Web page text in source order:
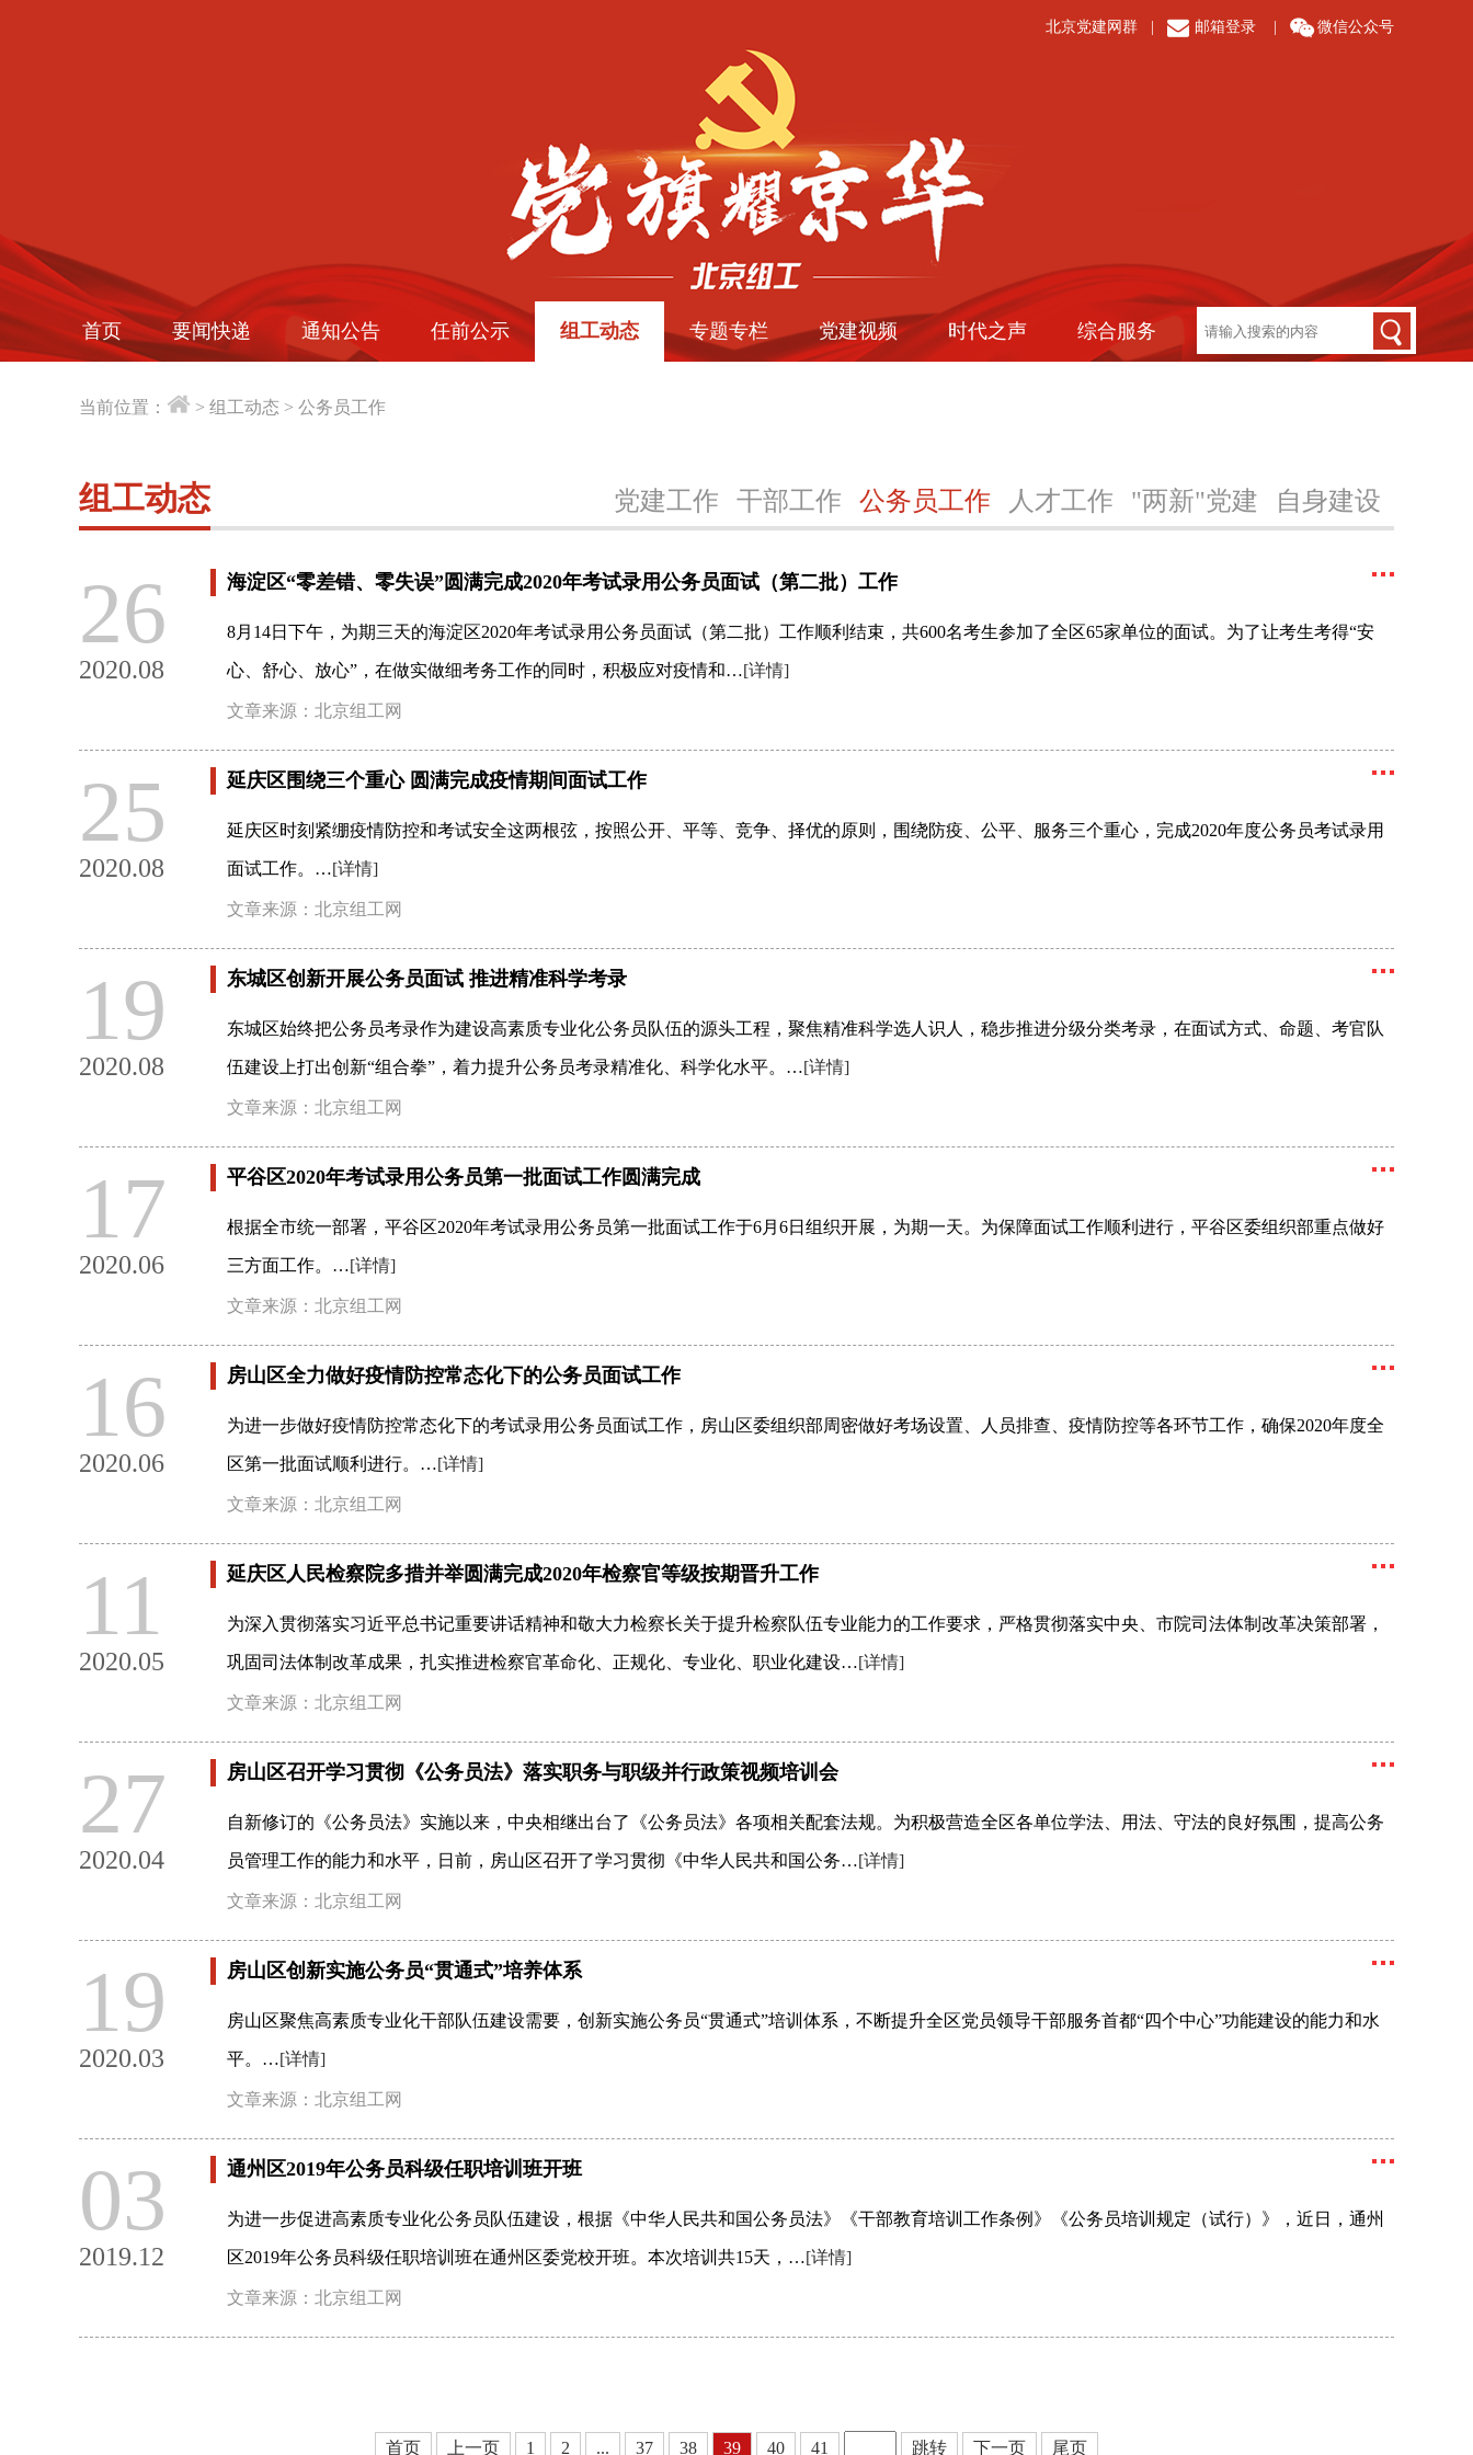
北京党建网群 邮箱登录 微信公众号
首页 要闻快递 通知公告 任前公示 组工动态 专题专栏 党建视频 时代之声 综合服务
当前位置： > 组工动态 > 公务员工作
组工动态 党建工作 干部工作 公务员工作 人才工作 "两新"党建 自身建设
26
2020.08
海淀区“零差错、零失误”圆满完成2020年考试录用公务员面试（第二批）工作
8月14日下午，为期三天的海淀区2020年考试录用公务员面试（第二批）工作顺利结束，共600名考生参加了全区65家单位的面试。为了让考生考得“安
心、舒心、放心”，在做实做细考务工作的同时，积极应对疫情和…[详情]
文章来源：北京组工网
25
2020.08
延庆区围绕三个重心 圆满完成疫情期间面试工作
延庆区时刻紧绷疫情防控和考试安全这两根弦，按照公开、平等、竞争、择优的原则，围绕防疫、公平、服务三个重心，完成2020年度公务员考试录用
面试工作。…[详情]
文章来源：北京组工网
19
2020.08
东城区创新开展公务员面试 推进精准科学考录
东城区始终把公务员考录作为建设高素质专业化公务员队伍的源头工程，聚焦精准科学选人识人，稳步推进分级分类考录，在面试方式、命题、考官队
伍建设上打出创新“组合拳”，着力提升公务员考录精准化、科学化水平。…[详情]
文章来源：北京组工网
17
2020.06
平谷区2020年考试录用公务员第一批面试工作圆满完成
根据全市统一部署，平谷区2020年考试录用公务员第一批面试工作于6月6日组织开展，为期一天。为保障面试工作顺利进行，平谷区委组织部重点做好
三方面工作。…[详情]
文章来源：北京组工网
16
2020.06
房山区全力做好疫情防控常态化下的公务员面试工作
为进一步做好疫情防控常态化下的考试录用公务员面试工作，房山区委组织部周密做好考场设置、人员排查、疫情防控等各环节工作，确保2020年度全
区第一批面试顺利进行。…[详情]
文章来源：北京组工网
11
2020.05
延庆区人民检察院多措并举圆满完成2020年检察官等级按期晋升工作
为深入贯彻落实习近平总书记重要讲话精神和敬大力检察长关于提升检察队伍专业能力的工作要求，严格贯彻落实中央、市院司法体制改革决策部署，
巩固司法体制改革成果，扎实推进检察官革命化、正规化、专业化、职业化建设…[详情]
文章来源：北京组工网
27
2020.04
房山区召开学习贯彻《公务员法》落实职务与职级并行政策视频培训会
自新修订的《公务员法》实施以来，中央相继出台了《公务员法》各项相关配套法规。为积极营造全区各单位学法、用法、守法的良好氛围，提高公务
员管理工作的能力和水平，日前，房山区召开了学习贯彻《中华人民共和国公务…[详情]
文章来源：北京组工网
19
2020.03
房山区创新实施公务员“贯通式”培养体系
房山区聚焦高素质专业化干部队伍建设需要，创新实施公务员“贯通式”培训体系，不断提升全区党员领导干部服务首都“四个中心”功能建设的能力和水
平。…[详情]
文章来源：北京组工网
03
2019.12
通州区2019年公务员科级任职培训班开班
为进一步促进高素质专业化公务员队伍建设，根据《中华人民共和国公务员法》《干部教育培训工作条例》《公务员培训规定（试行）》，近日，通州
区2019年公务员科级任职培训班在通州区委党校开班。本次培训共15天，…[详情]
文章来源：北京组工网
首页 上一页 1 2 ... 37 38 39 40 41 跳转 下一页 尾页